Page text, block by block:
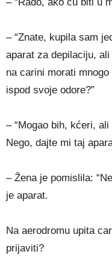
– “Znate, kupila sam
aparat za depilaciju,
na carini morati
ispod svoje odore?”
– “Mogao bih, kćeri,
Nego, dajte mi taj
– Žena je pomislila:
je aparat.
Na aerodromu upita
prijaviti?